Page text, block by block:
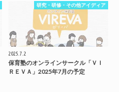
研究・研修・その他アイディア
2025.7.2
保育塾のオンラインサークル「ＶＩ
ＲＥＶＡ」2025年7月の予定